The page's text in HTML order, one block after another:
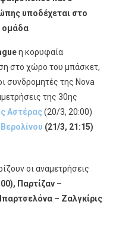
Και
Παναθηναϊκός
Άλμπα
Βερολίνου
Στο
Novasports
υποδέχεται στο
ομάδα
η κορυφαία
στο χώρο του μπάσκετ,
συνδρομητές της Nova
της 30ης
Αστέρας(20/3, 20:00)
(21/3, 21:15)
οι αναμετρήσεις
Παρτίζαν –
– Ζαλγκίρις